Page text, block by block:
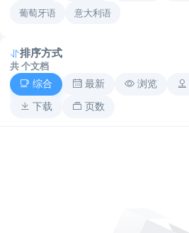
葡萄牙语 意大利语
排序方式
共 个文档
综合
最新 浏览
下载 页数